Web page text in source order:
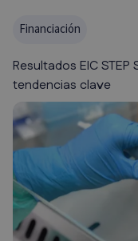
Financiación
Resultados EIC
tendencias clave